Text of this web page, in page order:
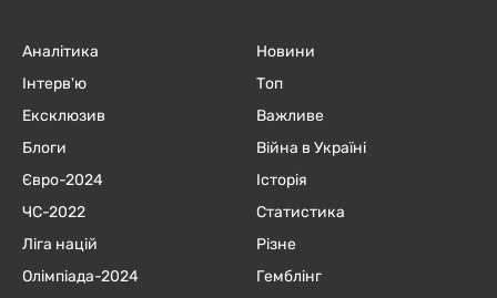
Аналітика
Інтерв'ю
Ексклюзив
Блоги
Євро-2024
ЧC-2022
Ліга націй
Олімпіада-2024
Новини
Топ
Важливе
Війна в Україні
Історія
Статистика
Різне
Гемблінг